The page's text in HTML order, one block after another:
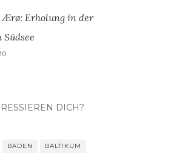
Erholung in der
DICH?
BADEN BALTIKUM